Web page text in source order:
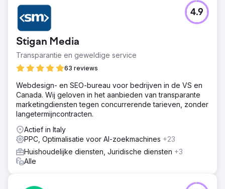
Stigan Media
Transparantie en geweldige service
63 reviews
4.9
Webdesign- en SEO-bureau voor bedrijven in de VS en
Canada. Wij geloven in het aanbieden van transparante
marketingdiensten tegen concurrerende tarieven, zonder
langetermijncontracten.
Actief in Italy
PPC, Optimalisatie voor AI-zoekmachines +23
Huishoudelijke diensten, Juridische diensten +3
Alle